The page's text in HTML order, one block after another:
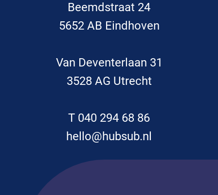
Beemdstraat 24
5652 AB Eindhoven
Van Deventerlaan 31
3528 AG Utrecht
T 040 294 68 86
hello@hubsub.nl